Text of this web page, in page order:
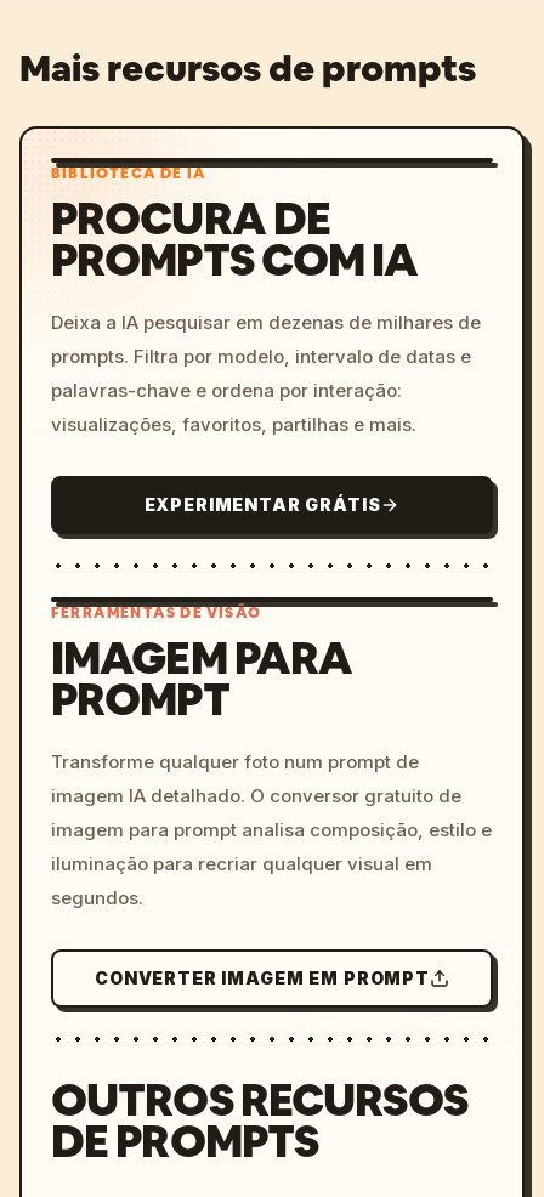
Mais recursos de prompts
BIBLIOTECA DE IA
PROCURA DE
PROMPTS COM IA
Deixa a IA pesquisar em dezenas de milhares de
prompts. Filtra por modelo, intervalo de datas e
palavras-chave e ordena por interação:
visualizações, favoritos, partilhas e mais.
EXPERIMENTAR GRÁTIS
colors, 8k --v 6.0
FERRAMENTAS DE VISÃO
IMAGEM PARA
PROMPT
Transforme qualquer foto num prompt de
imagem IA detalhado. O conversor gratuito de
imagem para prompt analisa composição, estilo e
iluminação para recriar qualquer visual em
segundos.
CONVERTER IMAGEM EM PROMPT
OUTROS RECURSOS
DE PROMPTS